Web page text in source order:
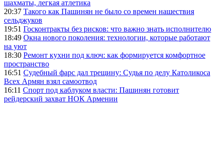
шахматы, легкая атлетика
20:37 Такого как Пашинян не было со времен нашествия
сельджуков
19:51 Госконтракты без рисков: что важно знать исполнителю
18:49 Окна нового поколения: технологии, которые работают
на уют
18:30 Ремонт кухни под ключ: как формируется комфортное
пространство
16:51 Судебный фарс дал трещину: Судья по делу Католикоса
Всех Армян взял самоотвод
16:11 Спорт под каблуком власти: Пашинян готовит
рейдерский захват НОК Армении